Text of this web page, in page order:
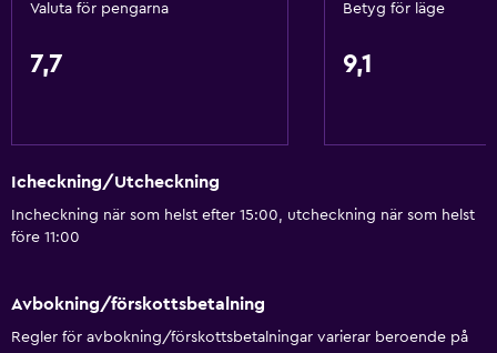
Valuta för pengarna
7,7
Betyg för läge
9,1
Icheckning/Utcheckning
Incheckning när som helst efter 15:00, utcheckning när som helst
före 11:00
Avbokning/förskottsbetalning
Regler för avbokning/förskottsbetalningar varierar beroende på